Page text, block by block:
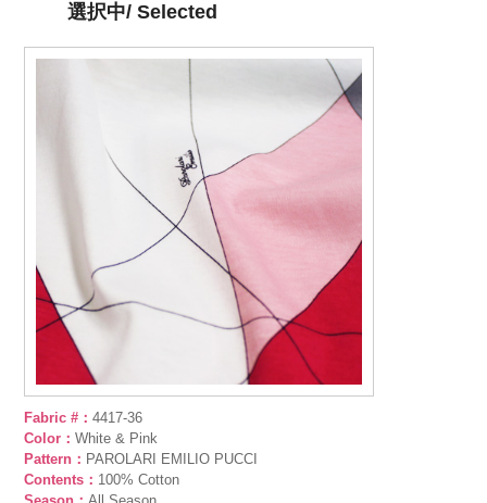
選択中/ Selected
Fabric #：4417-36
Color：White & Pink
Pattern： PAROLARI EMILIO PUCCI
Contents： 100% Cotton